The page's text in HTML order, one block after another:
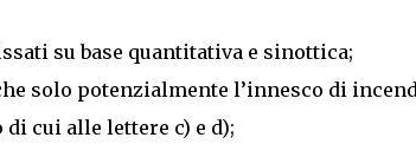
su base quantitativa e sinottica;
solo potenzialmente l’innesco di
cui alle lettere c) e d);